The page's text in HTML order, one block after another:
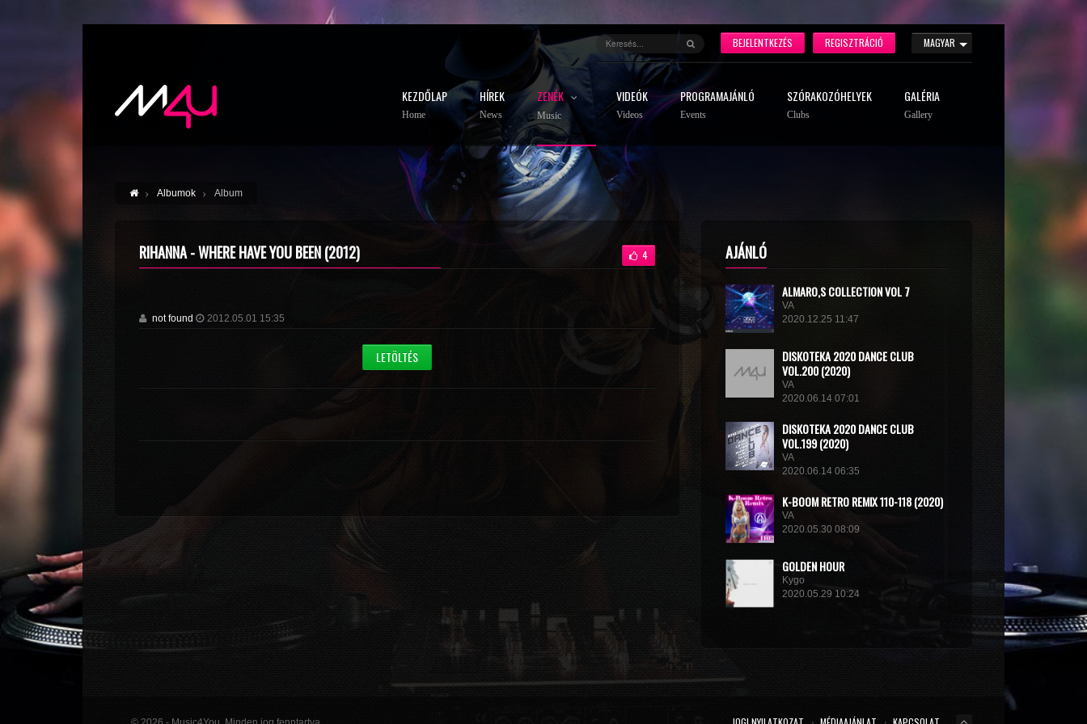
MAGYAR
REGISZTRÁCIÓ
BEJELENTKEZÉS
KEZDŐLAP
Home
HÍREK
News
ZENÉK
Music
VIDEÓK
Videos
PROGRAMAJÁNLÓ
Events
SZÓRAKOZÓHELYEK
Clubs
GALÉRIA
Gallery
Albumok Album
RIHANNA - WHERE HAVE YOU BEEN (2012) 4
not found 2012.05.01 15:35
LETÖLTÉS
AJÁNLÓ
ALMARO,S COLLECTION VOL 7
VA
2020.12.25 11:47
DISКОТЕКА 2020 DANCE CLUB
VOL.200 (2020)
VA
2020.06.14 07:01
DISКОТЕКА 2020 DANCE CLUB
VOL.199 (2020)
VA
2020.06.14 06:35
K-BOOM RETRO REMIX 110-118 (2020)
VA
2020.05.30 08:09
GOLDEN HOUR
Kygo
2020.05.29 10:24
THE LONDON SESSIONS